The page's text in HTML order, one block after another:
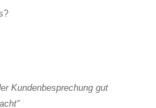
Kundenbesprechung gut